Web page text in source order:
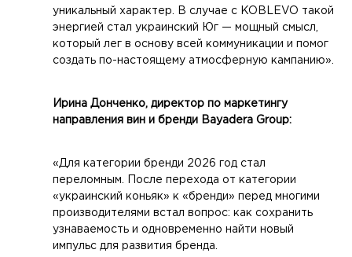
уникальный характер. В случае с KOBLEVO такой
энергией стал украинский Юг — мощный смысл,
который лег в основу всей коммуникации и помог
создать по-настоящему атмосферную кампанию».
Ирина Донченко, директор по маркетингу
направления вин и бренди Bayadera Group:
«Для категории бренди 2026 год стал
переломным. После перехода от категории
«украинский коньяк» к «бренди» перед многими
производителями встал вопрос: как сохранить
узнаваемость и одновременно найти новый
импульс для развития бренда.